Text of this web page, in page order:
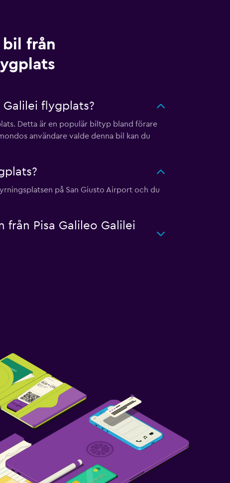
bil från
flygplats?
Detta är en populär biltyp bland förare
användare valde denna bil kan du
på San Giusto Airport och du
Pisa Galileo Galilei